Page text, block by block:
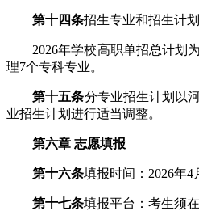
第十四条招生专业和招生计划
2026年学校高职单招总计划为
理7个专科专业。
第十五条分专业招生计划以
业招生计划进行适当调整。
第六章 志愿填报
第十六条填报时间：2026年4
第十七条填报平台：考生须